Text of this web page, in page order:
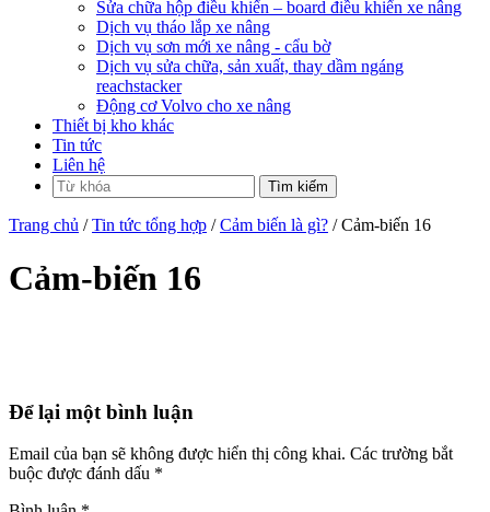
Sửa chữa hộp điều khiển – board điều khiển xe nâng
Dịch vụ tháo lắp xe nâng
Dịch vụ sơn mới xe nâng - cẩu bờ
Dịch vụ sửa chữa, sản xuất, thay dầm ngáng
reachstacker
Động cơ Volvo cho xe nâng
Thiết bị kho khác
Tin tức
Liên hệ
Trang chủ /Tin tức tổng hợp /Cảm biến là gì? / Cảm-biến 16
Cảm-biến 16
Để lại một bình luận
Email của bạn sẽ không được hiển thị công khai. Các trường bắt
buộc được đánh dấu *